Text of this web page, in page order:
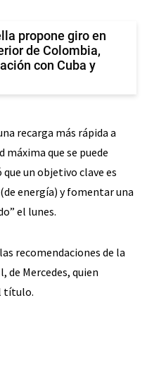
propone giro en
de Colombia,
con Cuba y
recarga más rápida a
máxima que se puede
un objetivo clave es
energía) y fomentar una
el lunes.
recomendaciones de la
de Mercedes, quien
título.